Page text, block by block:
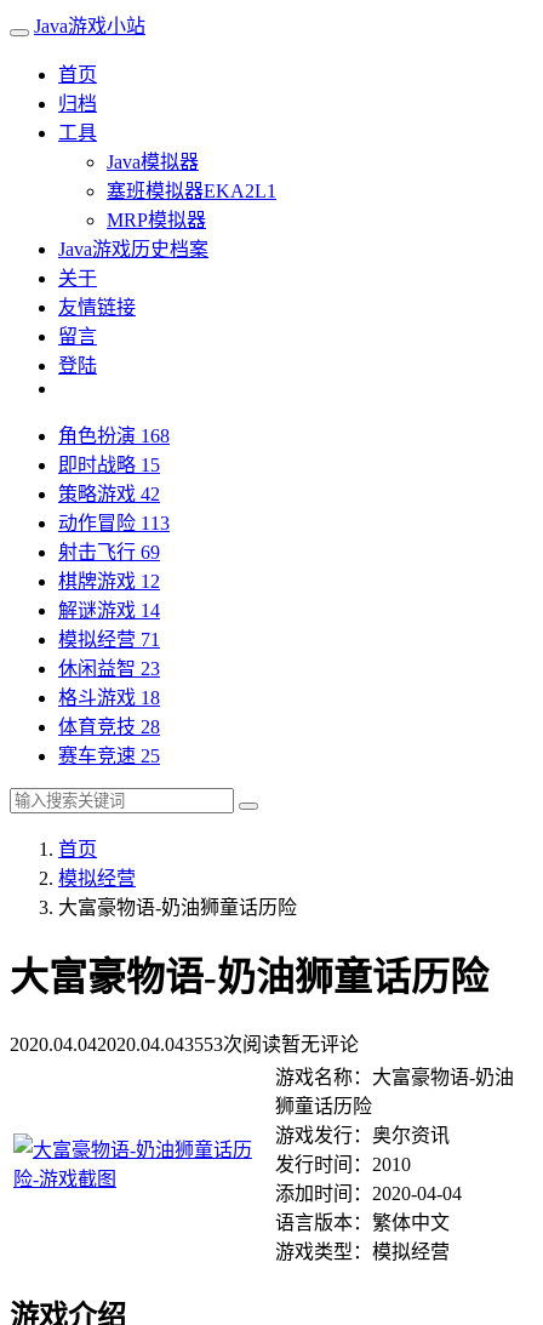
Java游戏小站
首页
归档
工具
Java模拟器
塞班模拟器EKA2L1
MRP模拟器
Java游戏历史档案
关于
友情链接
留言
登陆
角色扮演 168
即时战略 15
策略游戏 42
动作冒险 113
射击飞行 69
棋牌游戏 12
解谜游戏 14
模拟经营 71
休闲益智 23
格斗游戏 18
体育竞技 28
赛车竞速 25
首页
模拟经营
大富豪物语-奶油狮童话历险
大富豪物语-奶油狮童话历险
2020.04.042020.04.043553次阅读暂无评论
游戏名称：大富豪物语-奶油
狮童话历险
游戏发行：奥尔资讯
发行时间：2010
添加时间：2020-04-04
语言版本：繁体中文
游戏类型：模拟经营
游戏介绍